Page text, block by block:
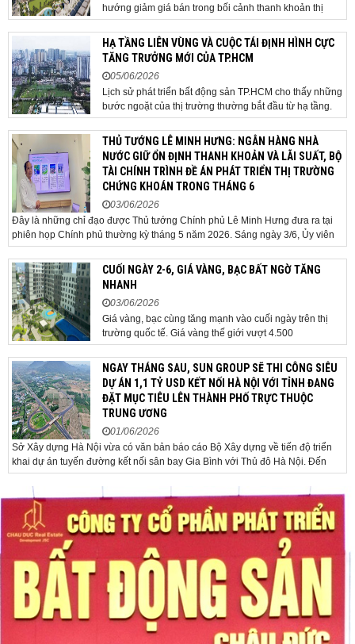
hướng giảm giá bán trong bối cảnh thanh khoản thị
trường suy yếu, người mua thận trọng. Sau hơn 5 tháng
rao bán căn nhà trong hẻm khu vực Bảy Hiền, anh
Minh, một chủ nhà tại TP HCM, chấp nhận hạ giá...
HẠ TẦNG LIÊN VÙNG VÀ CUỘC TÁI ĐỊNH HÌNH CỰC
TĂNG TRƯỞNG MỚI CỦA TP.HCM
05/06/2026
Lịch sử phát triển bất động sản TP.HCM cho thấy những
bước ngoặt của thị trường thường bắt đầu từ hạ tầng.
Khi các tuyến kết nối liên vùng đồng loạt tăng tốc, cấu
trúc phát triển đô thị đang dần thay đổi, mở ra những
hành lang tăng trưởng mới và kéo theo quá...
THỦ TƯỚNG LÊ MINH HƯNG: NGÂN HÀNG NHÀ
NƯỚC GIỮ ỔN ĐỊNH THANH KHOẢN VÀ LÃI SUẤT, BỘ
TÀI CHÍNH TRÌNH ĐỀ ÁN PHÁT TRIỂN THỊ TRƯỜNG
CHỨNG KHOÁN TRONG THÁNG 6
03/06/2026
Đây là những chỉ đạo được Thủ tướng Chính phủ Lê Minh Hưng đưa ra tại
phiên họp Chính phủ thường kỳ tháng 5 năm 2026. Sáng ngày 3/6, Ủy viên
Bộ Chính trị, Bí thư Đảng ủy Chính phủ, Thủ tướng Chính phủ Lê Minh Hưng
đã chủ trì phiên họp Chính phủ thường...CUỐI NGÀY 2-6, GIÁ VÀNG, BẠC BẤT NGỜ TĂNG
NHANH
03/06/2026
Giá vàng, bạc cùng tăng mạnh vào cuối ngày trên thị
trường quốc tế. Giá vàng thế giới vượt 4.500
USD/ounce. Cuối ngày 2-6, giá vàng hôm nay trên thị
trường quốc tế được giao dịch ở mức 4.520
USD/ounce, tăng khoảng 35 USD/ounce so với buổi
sáng. Trong phiên, có thời điểm giá vàng...
NGAY THÁNG SAU, SUN GROUP SẼ THI CÔNG SIÊU
DỰ ÁN 1,1 TỶ USD KẾT NỐI HÀ NỘI VỚI TỈNH ĐANG
ĐẶT MỤC TIÊU LÊN THÀNH PHỐ TRỰC THUỘC
TRUNG ƯƠNG
01/06/2026
Sở Xây dựng Hà Nội vừa có văn bản báo cáo Bộ Xây dựng về tiến độ triển
khai dự án tuyến đường kết nối sân bay Gia Bình với Thủ đô Hà Nội. Đến
nay, công tác giải phóng mặt bằng và chuẩn bị đầu tư của dự án đã ghi nhận
nhiều kết...